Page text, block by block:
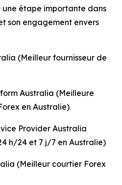
une étape importante dans
son engagement envers
(Meilleur fournisseur de
Australia (Meilleure
en Australie)
Provider Australia
h/24 et 7 j/7 en Australie)
(Meilleur courtier Forex